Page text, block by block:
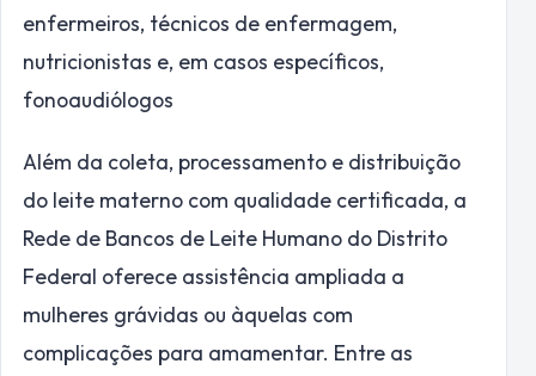
enfermeiros, técnicos de enfermagem,
nutricionistas e, em casos específicos,
fonoaudiólogos
Além da coleta, processamento e distribuição
do leite materno com qualidade certificada, a
Rede de Bancos de Leite Humano do Distrito
Federal oferece assistência ampliada a
mulheres grávidas ou àquelas com
complicações para amamentar. Entre as